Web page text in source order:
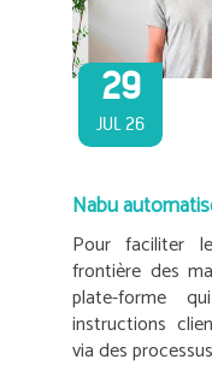
29
JUL 26
Nabu
Pour faciliter
frontière des
plate-forme
instructions
via des